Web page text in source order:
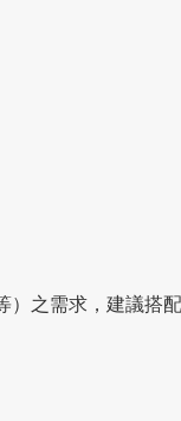
之需求，建議搭